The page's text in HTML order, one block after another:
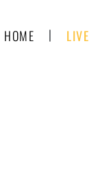
HOME | LIVE